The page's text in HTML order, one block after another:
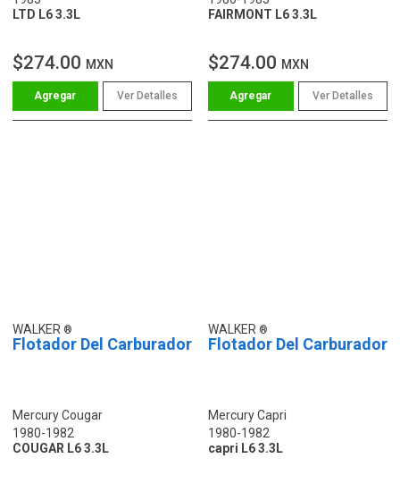
LTD L6 3.3L
$274.00 MXN
Ver Detalles
FAIRMONT L6 3.3L
$274.00 MXN
Ver Detalles
WALKER
Flotador Del Carburador
Mercury Cougar
1980-1982
COUGAR L6 3.3L
WALKER
Flotador Del Carburador
Mercury Capri
1980-1982
capri L6 3.3L